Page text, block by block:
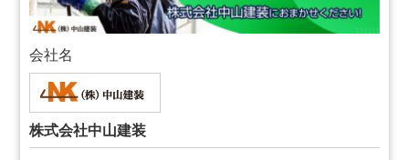
会社名
株式会社中山建装